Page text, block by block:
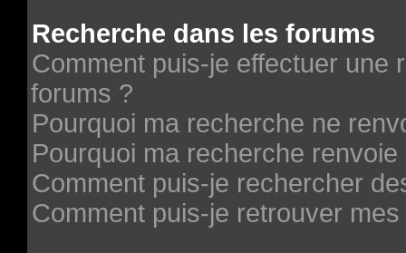
Recherche dans les forums
Comment puis-je effectuer une
forums ?
Pourquoi ma recherche ne
Pourquoi ma recherche
Comment puis-je rechercher
Comment puis-je retrouver